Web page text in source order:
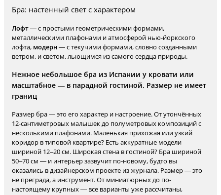
Бра: настенный свет с характером
Лофт— с простыми геометрическими формами,
металлическими плафонами и атмосферой нью-йоркского
лофта, модерн— с текучими формами, словно созданными
ветром, и светом, льющимся из самого сердца природы.
Нежное небольшое бра из Испании у кровати или
масштабное — в парадной гостиной. Размер не имеет
границ
Размер бра — это его характер и настроение. От утончённых
12-сантиметровых малышек до полуметровых композиций с
несколькими плафонами. Маленькая прихожая или узкий
коридор в типовой квартире? Есть аккуратные модели
шириной 12–20 см. Широкая стена в гостиной? Бра шириной
50–70 см — и интерьер зазвучит по-новому, будто вы
оказались в дизайнерском проекте из журнала. Размер — это
не преграда, а инструмент. От миниатюрных до по-
настоящему крупных — все варианты уже рассчитаны,